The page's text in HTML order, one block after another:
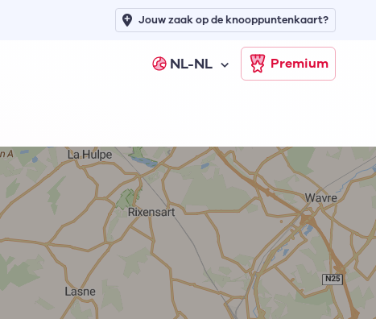
NL-NL Premium
Jouw zaak op de knooppuntenkaart?